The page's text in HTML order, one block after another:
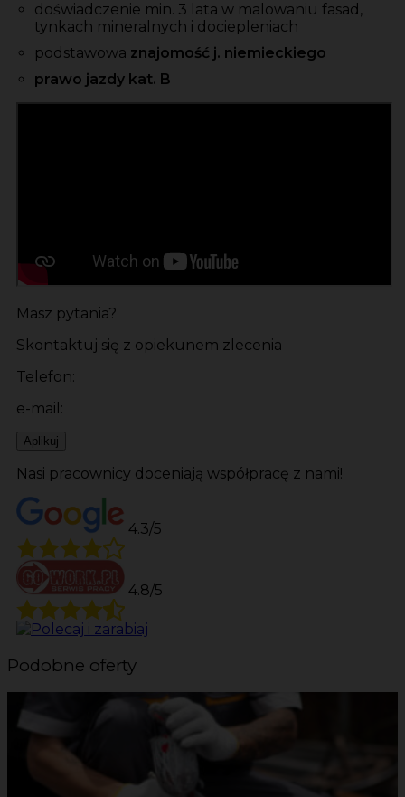
doświadczenie min. 3 lata w malowaniu fasad,
tynkach mineralnych i dociepleniach
podstawowa znajomość j. niemieckiego
prawo jazdy kat. B
Masz pytania?
Skontaktuj się z opiekunem zlecenia
Telefon:
e-mail:
Aplikuj
Nasi pracownicy doceniają współpracę z nami!
4.3/5
4.8/5
Podobne oferty